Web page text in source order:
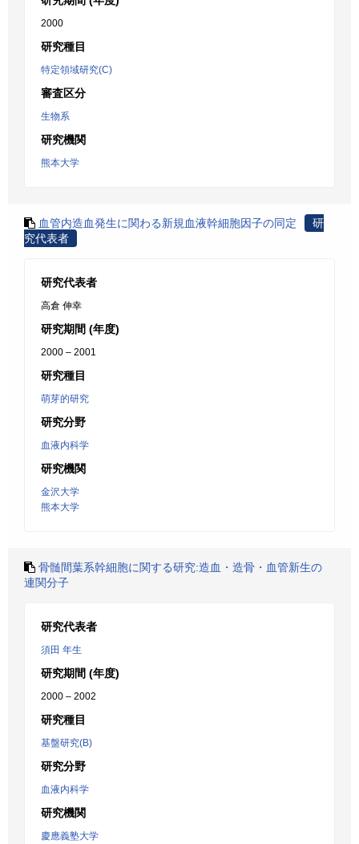
2000
研究種目
特定領域研究(C)
審査区分
生物系
研究機関
熊本大学
血管内造血発生に関わる新規血液幹細胞因子の同定
研
究代表者
研究代表者
高倉 伸幸
研究期間 (年度)
2000 – 2001
研究種目
萌芽的研究
研究分野
血液内科学
研究機関
金沢大学
熊本大学
骨髄間葉系幹細胞に関する研究:造血・造骨・血管新生の
連関分子
研究代表者
須田 年生
研究期間 (年度)
2000 – 2002
研究種目
基盤研究(B)
研究分野
血液内科学
研究機関
慶應義塾大学